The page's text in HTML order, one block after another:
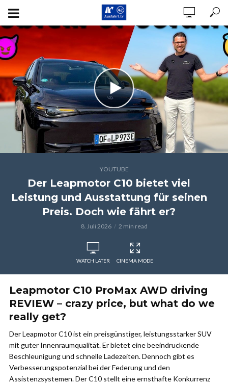
YOUTUBE
Der Leapmotor C10 bietet viel
Leistung und Ausstattung für seinen
Preis. Doch wie fährt er?
8. Juli 2026 2 min read
WATCH LATER CINEMA MODE
Leapmotor C10 ProMax AWD driving
REVIEW – crazy price, but what do we
really get?
Der Leapmotor C10 ist ein preisgünstiger, leistungsstarker SUV
mit guter Innenraumqualität. Er bietet eine beeindruckende
Beschleunigung und schnelle Ladezeiten. Dennoch gibt es
Verbesserungspotenzial bei der Federung und den
Assistenzsystemen. Der C10 stellt eine ernsthafte Konkurrenz